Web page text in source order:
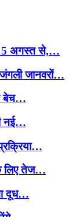
5 अगस्त से,…
जानवरों…
बेच…
नई…
लिए तेज…
दूध…